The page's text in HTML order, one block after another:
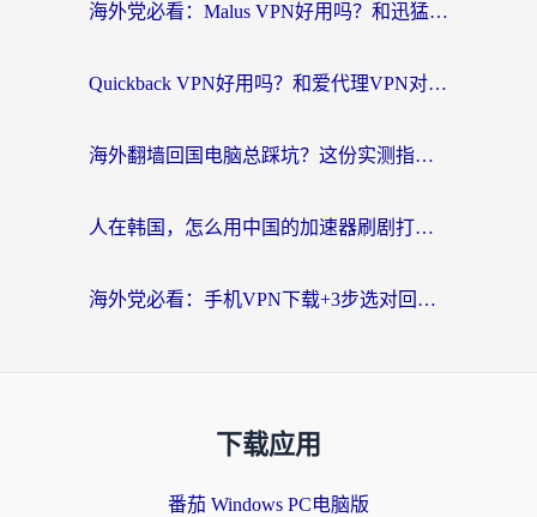
海外党必看：Malus VPN好用吗？和迅猛兔VPN对比哪个回国效果更好？附真实体验与避坑指南
Quickback VPN好用吗？和爱代理VPN对比哪个回国效果更好？
海外翻墙回国电脑总踩坑？这份实测指南帮你选对加速器（附ChickCNinitapMalus对比）
人在韩国，怎么用中国的加速器刷剧打游戏？这份真实体验指南给你答案
海外党必看：手机VPN下载+3步选对回国加速器，无缝刷国内资源不再愁
下载应用
番茄 Windows PC电脑版